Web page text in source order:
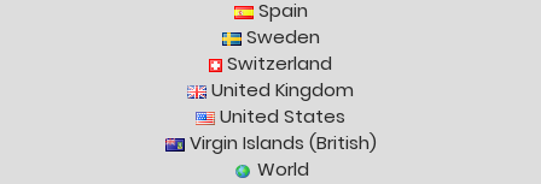
Spain
Sweden
Switzerland
United Kingdom
United States
Virgin Islands (British)
World